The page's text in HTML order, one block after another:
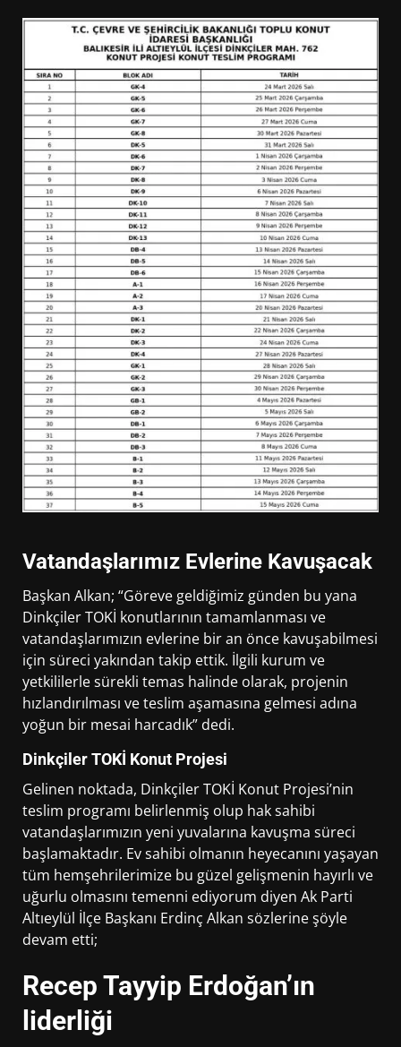
Vatandaşlarımız Evlerine Kavuşacak
Başkan Alkan; “Göreve geldiğimiz günden bu yana
Dinkçiler TOKİ konutlarının tamamlanması ve
vatandaşlarımızın evlerine bir an önce kavuşabilmesi
için süreci yakından takip ettik. İlgili kurum ve
yetkililerle sürekli temas halinde olarak, projenin
hızlandırılması ve teslim aşamasına gelmesi adına
yoğun bir mesai harcadık” dedi.
Dinkçiler TOKİ Konut Projesi
Gelinen noktada, Dinkçiler TOKİ Konut Projesi’nin
teslim programı belirlenmiş olup hak sahibi
vatandaşlarımızın yeni yuvalarına kavuşma süreci
başlamaktadır. Ev sahibi olmanın heyecanını yaşayan
tüm hemşehrilerimize bu güzel gelişmenin hayırlı ve
uğurlu olmasını temenni ediyorum diyen Ak Parti
Altıeylül İlçe Başkanı Erdinç Alkan sözlerine şöyle
devam etti;
Recep Tayyip Erdoğan’ın
liderliği